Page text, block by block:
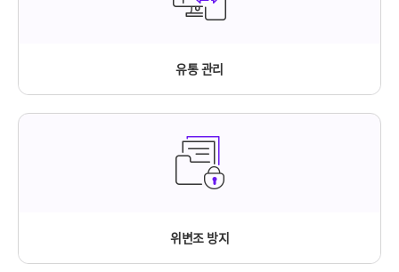
유통 관리
위변조 방지